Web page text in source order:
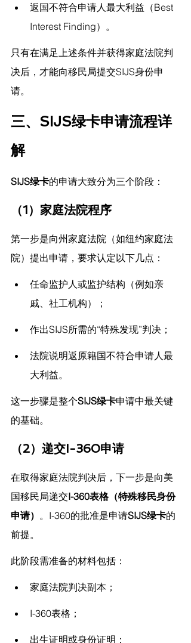
返国不符合申请人最大利益（Best
Interest Finding）。
只有在满足上述条件并获得家庭法院判
决后，才能向移民局提交SIJS身份申
请。
三、SIJS绿卡申请流程详
解
SIJS绿卡的申请大致分为三个阶段：
（1）家庭法院程序
第一步是向州家庭法院（如纽约家庭法
院）提出申请，要求认定以下几点：
任命监护人或监护结构（例如亲
戚、社工机构）；
作出SIJS所需的“特殊发现”判决；
法院说明返原籍国不符合申请人最
大利益。
这一步骤是整个SIJS绿卡申请中最关键
的基础。
（2）递交I-360申请
在取得家庭法院判决后，下一步是向美
国移民局递交I-360表格（特殊移民身份
申请） 。I-360的批准是申请SIJS绿卡的
前提。
此阶段需准备的材料包括：
家庭法院判决副本；
I-360表格；
出生证明或身份证明；